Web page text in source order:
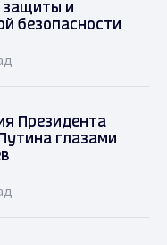
защиты и
безопасности
Президента
глазами